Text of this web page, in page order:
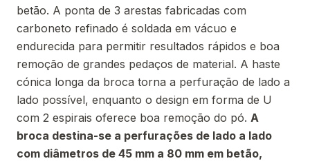
betão. A ponta de 3 arestas fabricadas com
carboneto refinado é soldada em vácuo e
endurecida para permitir resultados rápidos e boa
remoção de grandes pedaços de material. A haste
cónica longa da broca torna a perfuração de lado a
lado possível, enquanto o design em forma de U
com 2 espirais oferece boa remoção do pó. A
broca destina-se a perfurações de lado a lado
com diâmetros de 45 mm a 80 mm em betão,